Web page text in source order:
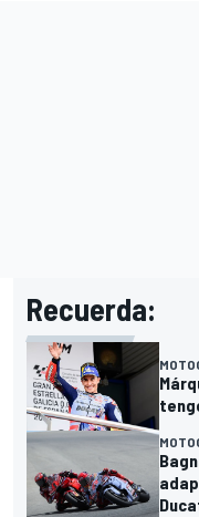
Recuerda: